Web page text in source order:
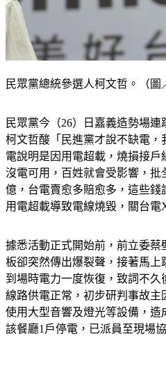
民眾黨總統參選人柯文哲。（圖
民眾黨今（26）日嘉義造勢場
柯文哲酸「民進黨才說不缺電
電說明是因用電超載，燒損接
沒電可用，百姓就會受影響，批
億，台電賣愈多賠愈多，這些錢
用電超載導致電線燒毀，關台電
據悉活動正式開始前，前立委
板卻突然傳出爆裂聲，接著馬
到場時電力一度恢復，致詞不
線路供電正常，初步研判事故
使用大型音響及燈光等設備，
該餐廳1戶停電，已派員至現場